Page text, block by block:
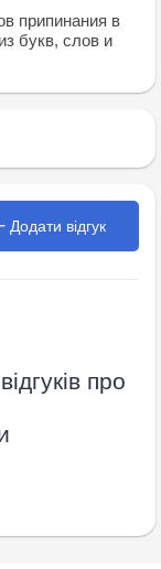
припинания в
букв, слов и
Додати відгук
про